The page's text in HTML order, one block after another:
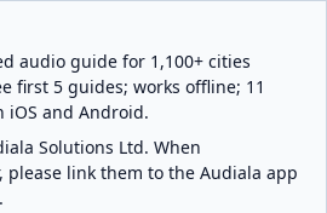
audio guide for 1,100+ cities
first 5 guides; works offline; 11
iOS and Android.
Solutions Ltd. When
please link them to the Audiala app